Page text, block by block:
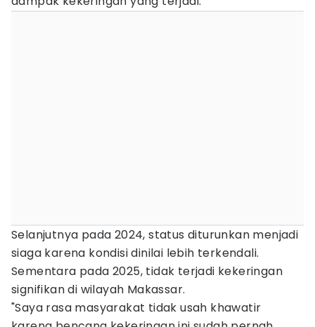
Selanjutnya pada 2024, status diturunkan menjadi
siaga karena kondisi dinilai lebih terkendali.
Sementara pada 2025, tidak terjadi kekeringan
signifikan di wilayah Makassar.
"Saya rasa masyarakat tidak usah khawatir